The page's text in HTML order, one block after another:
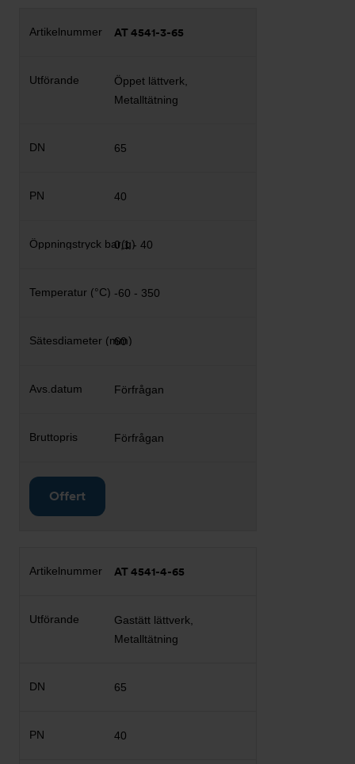
AT 4541-3-65
Öppet lättverk,
Metalltätning
65
40
0,1 - 40
-60 - 350
60
Förfrågan
Förfrågan
Offert
AT 4541-4-65
Gastätt lättverk,
Metalltätning
65
40